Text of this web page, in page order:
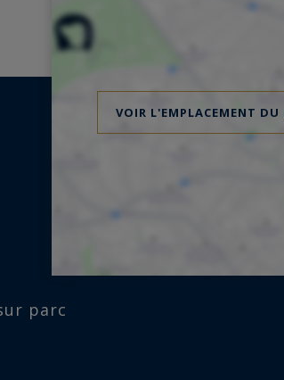
parc
VOIR L'EMPLACEMENT DU